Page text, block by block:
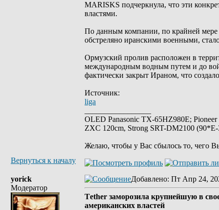
MARISKS подчеркнула, что эти
властями.
По данным компании, по крайней мере
обстреляно иранскими военными,
Ормузский пролив расположен в
международным водным путем и до
фактически закрыт Ираном, что
Источник:
liga
OLED Panasonic TX-65HZ980E;
ZXC 120cm, Strong SRT-DM2100
Желаю, чтобы у Вас сбылось то, чего
Вернуться к началу
yorick
Модератор
Добавлено: Пт Апр 24,
Тether заморозила крупнейшую в
американских властей